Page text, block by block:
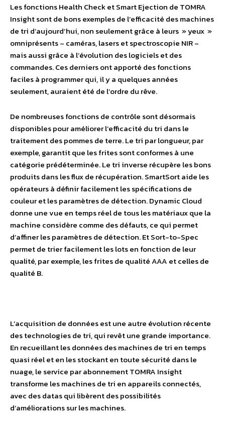
Les fonctions Health Check et Smart Ejection de TOMRA
Insight sont de bons exemples de l’efficacité des machines
de tri d’aujourd’hui, non seulement grâce à leurs » yeux »
omniprésents – caméras, lasers et spectroscopie NIR –
mais aussi grâce à l’évolution des logiciels et des
commandes. Ces derniers ont apporté des fonctions
faciles à programmer qui, il y a quelques années
seulement, auraient été de l’ordre du rêve.
De nombreuses fonctions de contrôle sont désormais
disponibles pour améliorer l’efficacité du tri dans le
traitement des pommes de terre. Le tri par longueur, par
exemple, garantit que les frites sont conformes à une
catégorie prédéterminée. Le tri inverse récupère les bons
produits dans les flux de récupération. SmartSort aide les
opérateurs à définir facilement les spécifications de
couleur et les paramètres de détection. Dynamic Cloud
donne une vue en temps réel de tous les matériaux que la
machine considère comme des défauts, ce qui permet
d’affiner les paramètres de détection. Et Sort-to-Spec
permet de trier facilement les lots en fonction de leur
qualité, par exemple, les frites de qualité AAA et celles de
qualité B.
L’acquisition de données est une autre évolution récente
des technologies de tri, qui revêt une grande importance.
En recueillant les données des machines de tri en temps
quasi réel et en les stockant en toute sécurité dans le
nuage, le service par abonnement TOMRA Insight
transforme les machines de tri en appareils connectés,
avec des datas qui libèrent des possibilités
d’améliorations sur les machines.